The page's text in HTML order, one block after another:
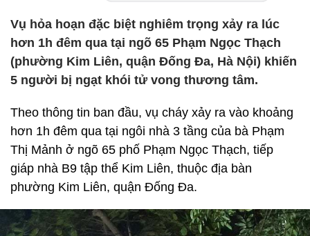
Vụ hỏa hoạn đặc biệt nghiêm trọng xảy ra lúc
hơn 1h đêm qua tại ngõ 65 Phạm Ngọc Thạch
(phường Kim Liên, quận Đống Đa, Hà Nội) khiến
5 người bị ngạt khói tử vong thương tâm.
Theo thông tin ban đầu, vụ cháy xảy ra vào khoảng
hơn 1h đêm qua tại ngôi nhà 3 tầng của bà Phạm
Thị Mảnh ở ngõ 65 phố Phạm Ngọc Thạch, tiếp
giáp nhà B9 tập thể Kim Liên, thuộc địa bàn
phường Kim Liên, quận Đống Đa.